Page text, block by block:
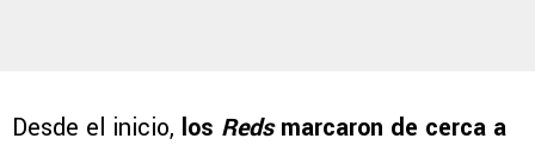
Desde el inicio, los Redsmarcaron de cerca a